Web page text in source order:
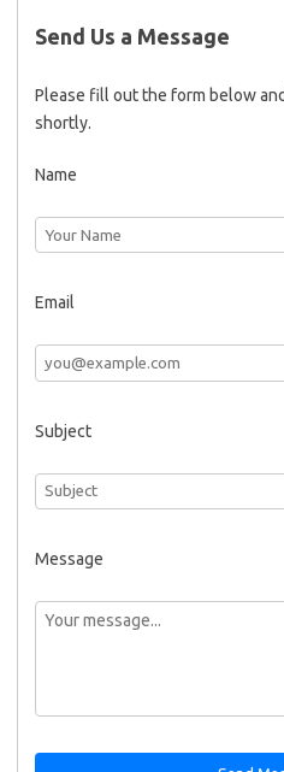
Send Us a Message
Please fill out the form below
shortly.
Name
Email
Subject
Message